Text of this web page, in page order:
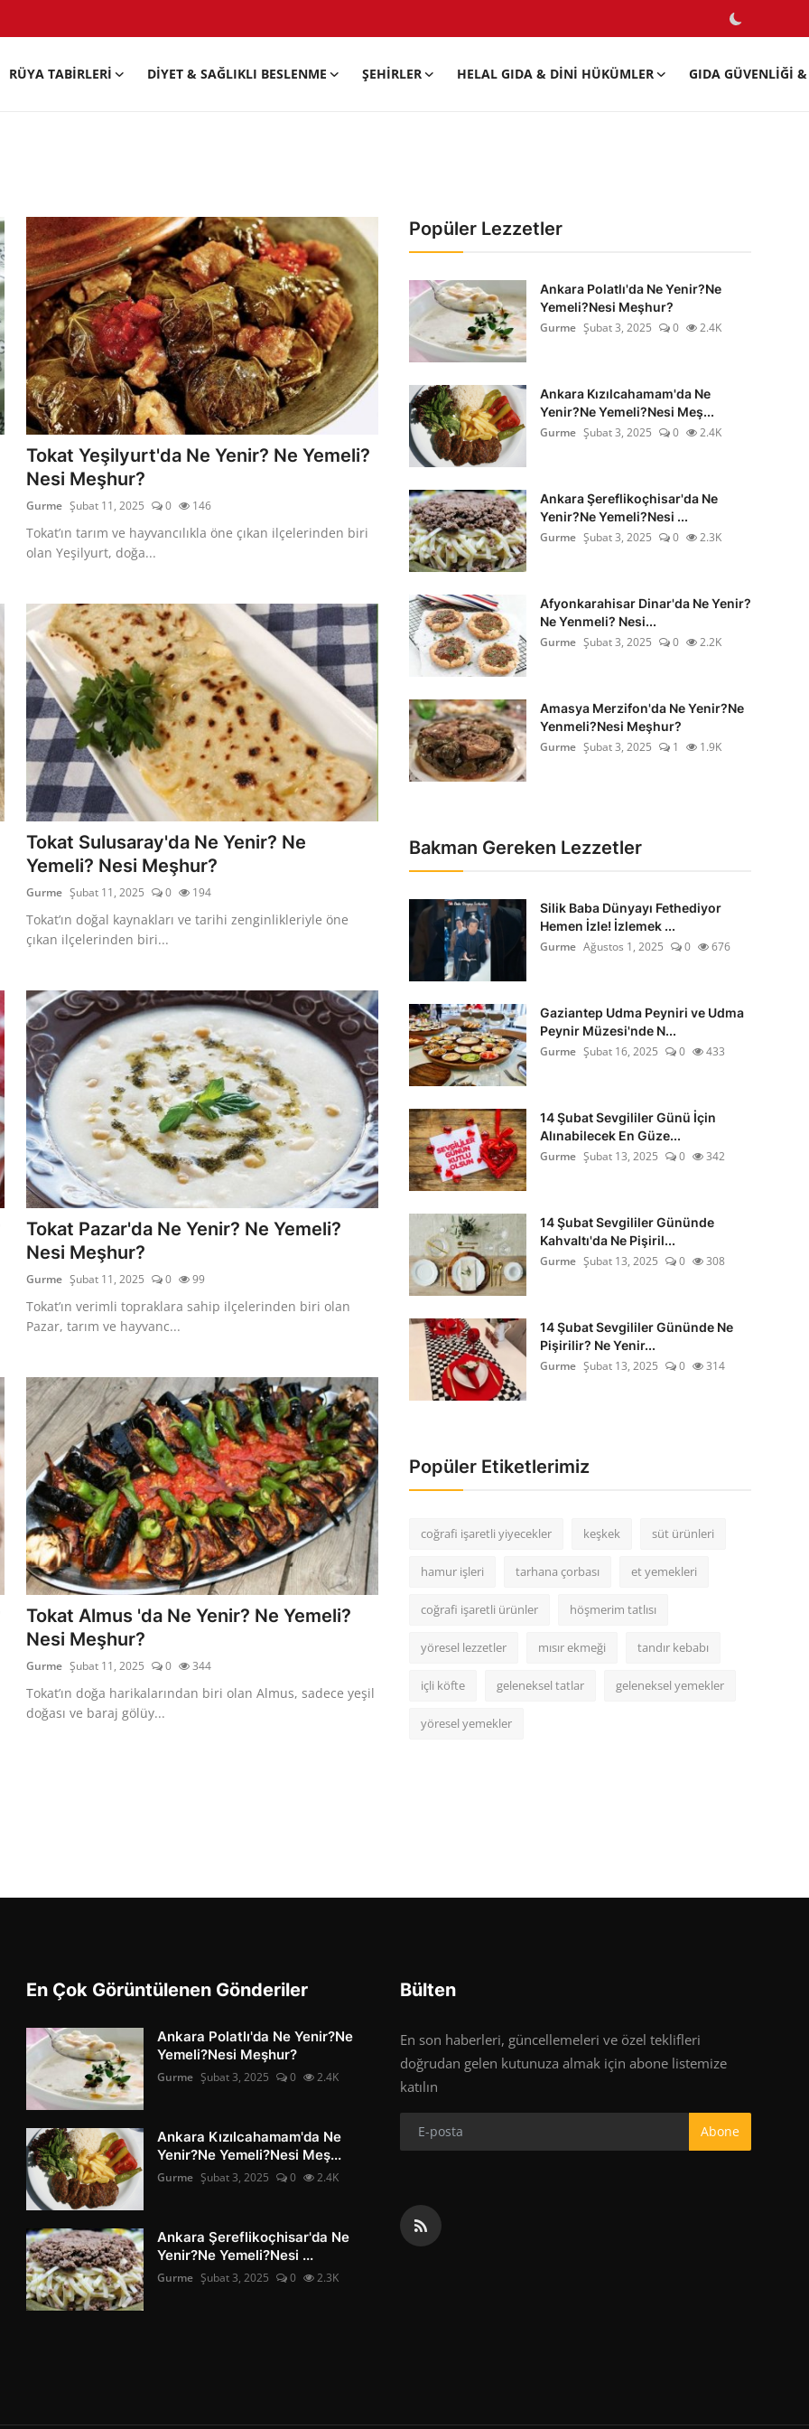
RÜYA TABIRLERI DIYET & SAĞLIKLI BESLENME ŞEHIRLER HELAL GIDA & DINI HÜKÜMLER GIDA GÜVENLIĞI
Tokat Yeşilyurt'da Ne Yenir? Ne Yemeli?
Nesi Meşhur?
Gurme Şubat 11, 2025 0 146
Tokat’ın tarım ve hayvancılıkla öne çıkan ilçelerinden biri
olan Yeşilyurt, doğa...
Tokat Sulusaray'da Ne Yenir? Ne
Yemeli? Nesi Meşhur?
Gurme Şubat 11, 2025 0 194
Tokat’ın doğal kaynakları ve tarihi zenginlikleriyle öne
çıkan ilçelerinden biri...
Tokat Pazar'da Ne Yenir? Ne Yemeli?
Nesi Meşhur?
Gurme Şubat 11, 2025 0 99
Tokat’ın verimli topraklara sahip ilçelerinden biri olan
Pazar, tarım ve hayvanc...
Tokat Almus 'da Ne Yenir? Ne Yemeli?
Nesi Meşhur?
Gurme Şubat 11, 2025 0 344
Tokat’ın doğa harikalarından biri olan Almus, sadece yeşil
doğası ve baraj gölüy...
Popüler Lezzetler
Ankara Polatlı'da Ne Yenir?Ne
Yemeli?Nesi Meşhur?
Gurme Şubat 3, 2025 0 2.4K
Ankara Kızılcahamam'da Ne
Yenir?Ne Yemeli?Nesi Meş...
Gurme Şubat 3, 2025 0 2.4K
Ankara Şereflikoçhisar'da Ne
Yenir?Ne Yemeli?Nesi ...
Gurme Şubat 3, 2025 0 2.3K
Afyonkarahisar Dinar'da Ne Yenir?
Ne Yenmeli? Nesi...
Gurme Şubat 3, 2025 0 2.2K
Amasya Merzifon'da Ne Yenir?Ne
Yenmeli?Nesi Meşhur?
Gurme Şubat 3, 2025 1 1.9K
Bakman Gereken Lezzetler
Silik Baba Dünyayı Fethediyor
Hemen İzle! İzlemek ...
Gurme Ağustos 1, 2025 0 676
Gaziantep Udma Peyniri ve Udma
Peynir Müzesi'nde N...
Gurme Şubat 16, 2025 0 433
14 Şubat Sevgililer Günü İçin
Alınabilecek En Güze...
Gurme Şubat 13, 2025 0 342
14 Şubat Sevgililer Gününde
Kahvaltı'da Ne Pişiril...
Gurme Şubat 13, 2025 0 308
14 Şubat Sevgililer Gününde Ne
Pişirilir? Ne Yenir...
Gurme Şubat 13, 2025 0 314
Popüler Etiketlerimiz
coğrafi işaretli yiyecekler keşkek süt ürünleri
hamur işleri tarhana çorbası et yemekleri
coğrafi işaretli ürünler höşmerim tatlısı
yöresel lezzetler mısır ekmeği tandır kebabı
içli köfte geleneksel tatlar geleneksel yemekler
yöresel yemekler
En Çok Görüntülenen Gönderiler
Ankara Polatlı'da Ne Yenir?Ne
Yemeli?Nesi Meşhur?
Gurme Şubat 3, 2025 0 2.4K
Ankara Kızılcahamam'da Ne
Yenir?Ne Yemeli?Nesi Meş...
Gurme Şubat 3, 2025 0 2.4K
Ankara Şereflikoçhisar'da Ne
Yenir?Ne Yemeli?Nesi ...
Gurme Şubat 3, 2025 0 2.3K
Bülten
En son haberleri, güncellemeleri ve özel teklifleri
doğrudan gelen kutunuza almak için abone listemize
katılın
Abone